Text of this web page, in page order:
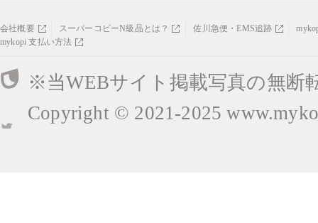
会社概要 スーパーコピーN級品とは？ 佐川急便・EMS追跡
mykopi 支払い方法
※当WEBサイト掲載写真の無断
Copyright © 2021-2025